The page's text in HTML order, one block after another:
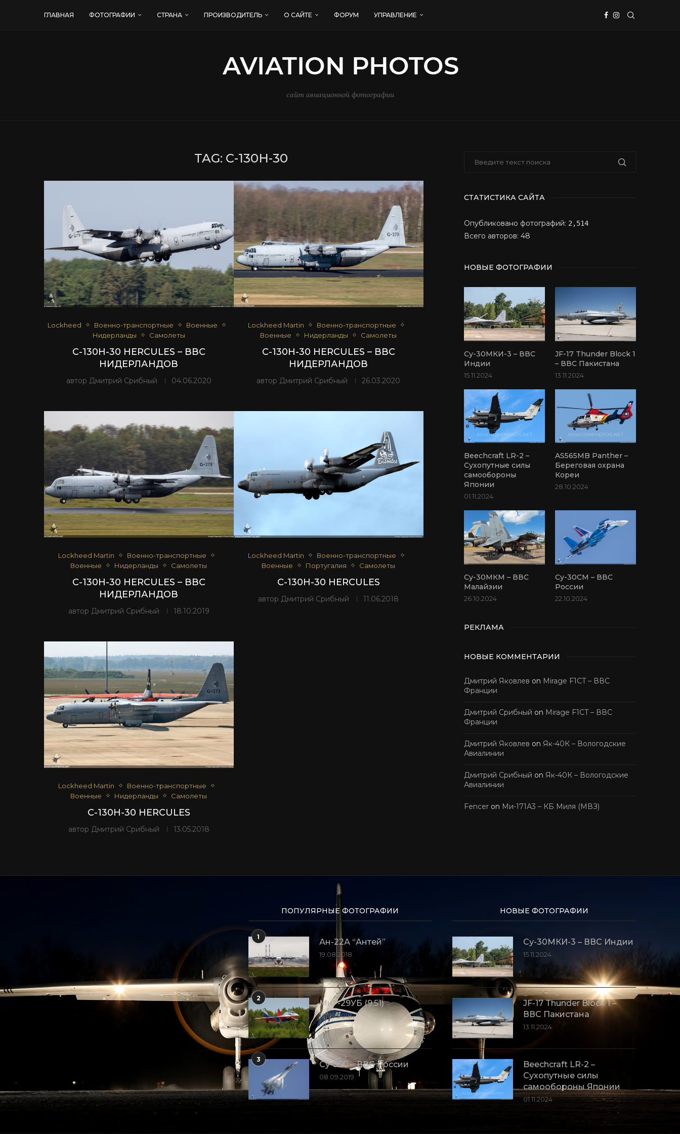
ГЛАВНАЯ ФОТОГРАФИИ СТРАНА ПРОИЗВОДИТЕЛЬ О САЙТЕ ФОРУМ УПРАВЛЕНИЕ
сайт авиационной фотографии
TAG: C-130H-30
Lockheed Военно-транспортные
Военные
Нидерланды
Самолеты
C-130H-30 HERCULES – ВВС
НИДЕРЛАНДОВ
автор Дмитрий Срибный 04.06.2020
Lockheed Martin
Военно-транспортные
Военные
Нидерланды Самолеты
C-130H-30 HERCULES – ВВС
НИДЕРЛАНДОВ
автор Дмитрий Срибный 26.03.2020
Lockheed Martin
Военно-транспортные
Военные
Нидерланды Самолеты
C-130H-30 HERCULES – ВВС
НИДЕРЛАНДОВ
автор Дмитрий Срибный 18.10.2019
Lockheed Martin
Военно-транспортные
Военные
Португалия Самолеты
C-130H-30 HERCULES
автор Дмитрий Срибный 11.06.2018
Lockheed Martin
Военно-транспортные
Военные
Нидерланды Самолеты
C-130H-30 HERCULES
автор Дмитрий Срибный 13.05.2018
СТАТИСТИКА САЙТА
Опубликовано фотографий: 2,514
Всего авторов: 48
НОВЫЕ ФОТОГРАФИИ
Су-30МКИ-3 – ВВС
Индии
15.11.2024
JF-17 Thunder Block 1
– ВВС Пакистана
13.11.2024
Beechcraft LR-2 –
Сухопутные силы
самообороны
Японии
01.11.2024
AS565MB Panther –
Береговая охрана
Кореи
28.10.2024
Су-30МКМ – ВВС
Малайзии
26.10.2024
Су-30СМ – ВВС
России
22.10.2024
РЕКЛАМА
НОВЫЕ КОММЕНТАРИИ
Дмитрий Яковлев on Mirage F1CT – ВВС
Франции
Дмитрий Срибный on Mirage F1CT – ВВС
Франции
Дмитрий Яковлев on Як-40К – Вологодские
Авиалинии
Дмитрий Срибный on Як-40К – Вологодские
Авиалинии
Fencer on Ми-171А3 – КБ Миля (МВЗ)
ПОПУЛЯРНЫЕ ФОТОГРАФИИ
1
Ан-22А “Антей”
19.08.2018
2
МиГ-29УБ (9.51)
10.09.2018
3
Су-35С – ВВС России
08.09.2019
НОВЫЕ ФОТОГРАФИИ
Су-30МКИ-3 – ВВС Индии
15.11.2024
JF-17 Thunder Block 1 –
ВВС Пакистана
13.11.2024
Beechcraft LR-2 –
Сухопутные силы
самообороны Японии
01.11.2024